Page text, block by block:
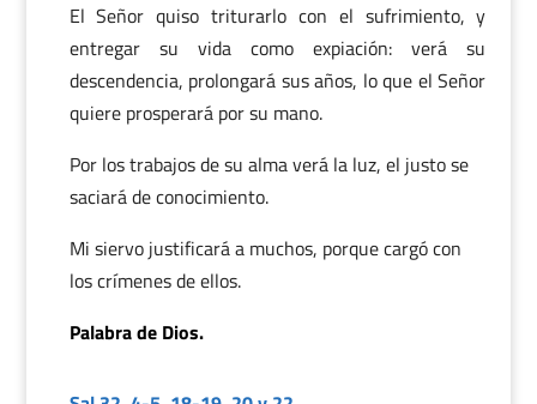
El Señor quiso triturarlo con el sufrimiento, y
entregar su vida como expiación: verá su
descendencia, prolongará sus años, lo que el Señor
quiere prosperará por su mano.
Por los trabajos de su alma verá la luz, el justo se
saciará de conocimiento.
Mi siervo justificará a muchos, porque cargó con
los crímenes de ellos.
Palabra de Dios.